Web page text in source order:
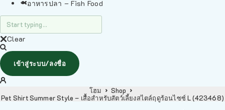
อาหารปลา – Fish Food
Clear
เข้าสู่ระบบ/ลงชื่อ
โฮม
Shop
Pet Shirt Summer Style – เสื้อสำหรับสัตว์เลี้ยงสไตล์ฤดูร้อนไซซ์ L (423468)